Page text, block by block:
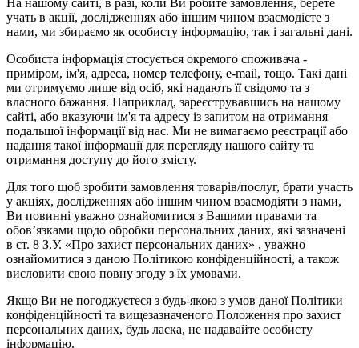
На нашому сайті, в разі, коли Ви робите замовлення, берете
учать в акції, дослідженнях або іншим чином взаємодієте з
нами, ми збираємо як особисту інформацію, так і загальні дані.
Особиста інформація стосується окремого споживача -
приміром, ім'я, адреса, номер телефону, e-mail, тощо. Такі дані
ми отримуємо лише від осіб, які надають її свідомо та з
власного бажання. Наприклад, зареєструвавшись на нашому
сайті, або вказуючи ім'я та адресу із запитом на отримання
подальшої інформації від нас. Ми не вимагаємо реєстрації або
надання такої інформації для перегляду нашого сайту та
отримання доступу до його змісту.
Для того щоб зробити замовлення товарів/послуг, брати участь
у акціях, дослідженнях або іншим чином взаємодіяти з нами,
Ви повинні уважно ознайомитися з Вашими правами та
обов’язками щодо обробки персональних даних, які зазначені
в ст. 8 З.У. «Про захист персональних даних» , уважно
ознайомитися з даною Політикою конфіденційності, а також
висловити свою повну згоду з їх умовами.
Якщо Ви не погоджуєтеся з будь-якою з умов даної Політики
конфіденційності та вищезазначеного Положення про захист
персональних даних, будь ласка, не надавайте особисту
інформацію.